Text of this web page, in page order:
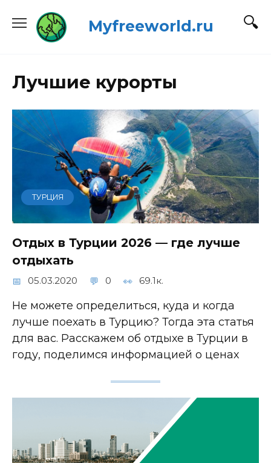
содержанию
Myfreeworld.ru
Лучшие курорты
ТУРЦИЯ
Отдых в Турции 2026 — где лучше
отдыхать
05.03.2020 0 69.1к.
Не можете определиться, куда и когда
лучше поехать в Турцию? Тогда эта статья
для вас. Расскажем об отдыхе в Турции в
году, поделимся информацией о ценах